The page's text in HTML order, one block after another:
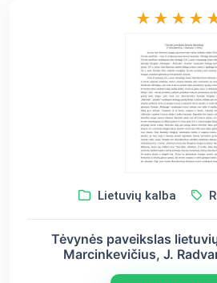
Lietuvių kalba
Tėvynės paveikslas
Marcinkevičius, J.